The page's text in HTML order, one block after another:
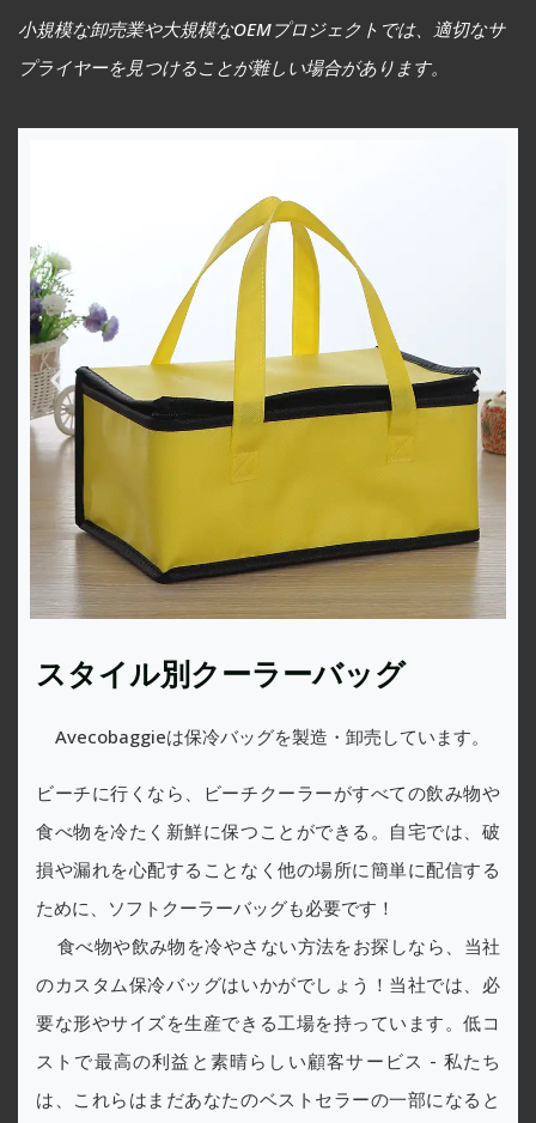
小規模な卸売業や大規模なOEMプロジェクトでは、適切なサ
プライヤーを見つけることが難しい場合があります。
スタイル別クーラーバッグ
Avecobaggieは保冷バッグを製造・卸売しています。
ビーチに行くなら、ビーチクーラーがすべての飲み物や
食べ物を冷たく新鮮に保つことができる。自宅では、破
損や漏れを心配することなく他の場所に簡単に配信する
ために、ソフトクーラーバッグも必要です！
食べ物や飲み物を冷やさない方法をお探しなら、当社
のカスタム保冷バッグはいかがでしょう！当社では、必
要な形やサイズを生産できる工場を持っています。低コ
ストで最高の利益と素晴らしい顧客サービス - 私たち
は、これらはまだあなたのベストセラーの一部になると